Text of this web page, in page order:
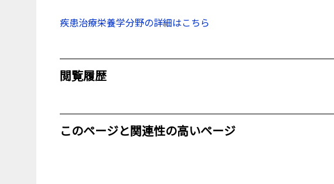
疾患治療栄養学分野の詳細はこちら
閲覧履歴
このページと関連性の高いページ